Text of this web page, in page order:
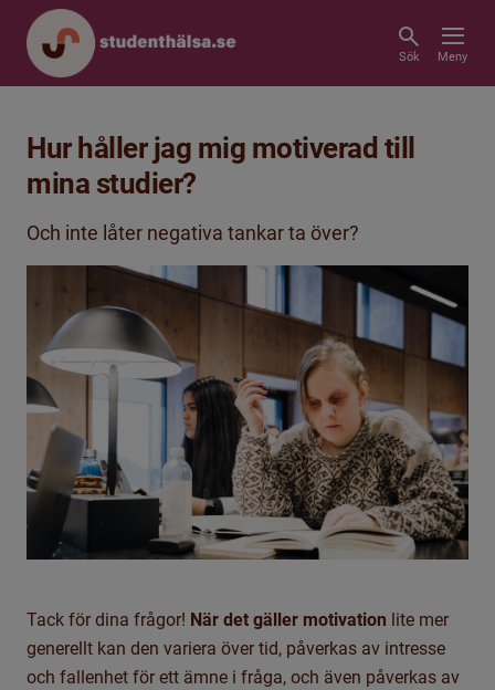
Sök Meny
Hur håller jag mig motiverad till
mina studier?
Och inte låter negativa tankar ta över?
Tack för dina frågor! När det gäller motivation lite mer
generellt kan den variera över tid, påverkas av intresse
och fallenhet för ett ämne i fråga, och även påverkas av